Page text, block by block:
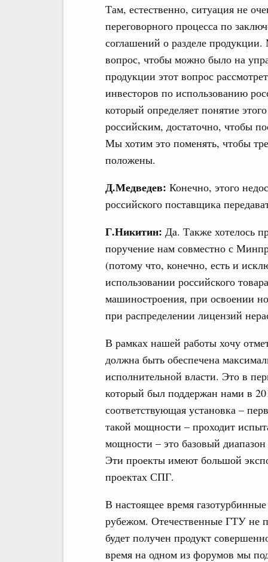
Там, естественно, ситуация не
переговорного процесса по
соглашений о разделе
вопрос, чтобы можно было на
продукции этот вопрос
инвесторов по использованию
который определяет понятие
российским, достаточно, чтобы
Мы хотим это поменять, чтобы
положены.
Д.Медведев: Конечно, этого
российского поставщика
Г.Никитин: Да. Также хотелось
поручение нам совместно с
(потому что, конечно, есть и
использовании российского
машиностроения, при освоении
при распределении лицензий
В рамках нашей работы хочу
должна быть обеспечена
исполнительной власти. Это в
который был поддержан нами в
соответствующая установка –
такой мощности – проходит
мощности – это базовый
Эти проекты имеют большой
проектах СПГ.
В настоящее время
рубежом. Отечественные ГТУ не
будет получен продукт
время на одном из форумов мы